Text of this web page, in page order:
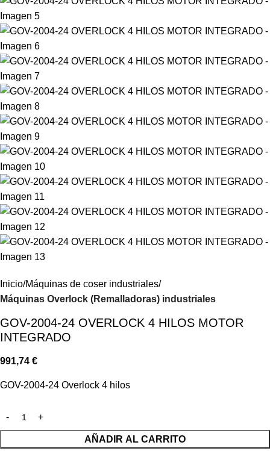
Inicio Máquinas de coser industriales
Máquinas Overlock (Remalladoras) industriales
GOV-2004-24 OVERLOCK 4 HILOS MOTOR
INTEGRADO
991,74 €
GOV-2004-24 Overlock 4 hilos
AÑADIR AL CARRITO